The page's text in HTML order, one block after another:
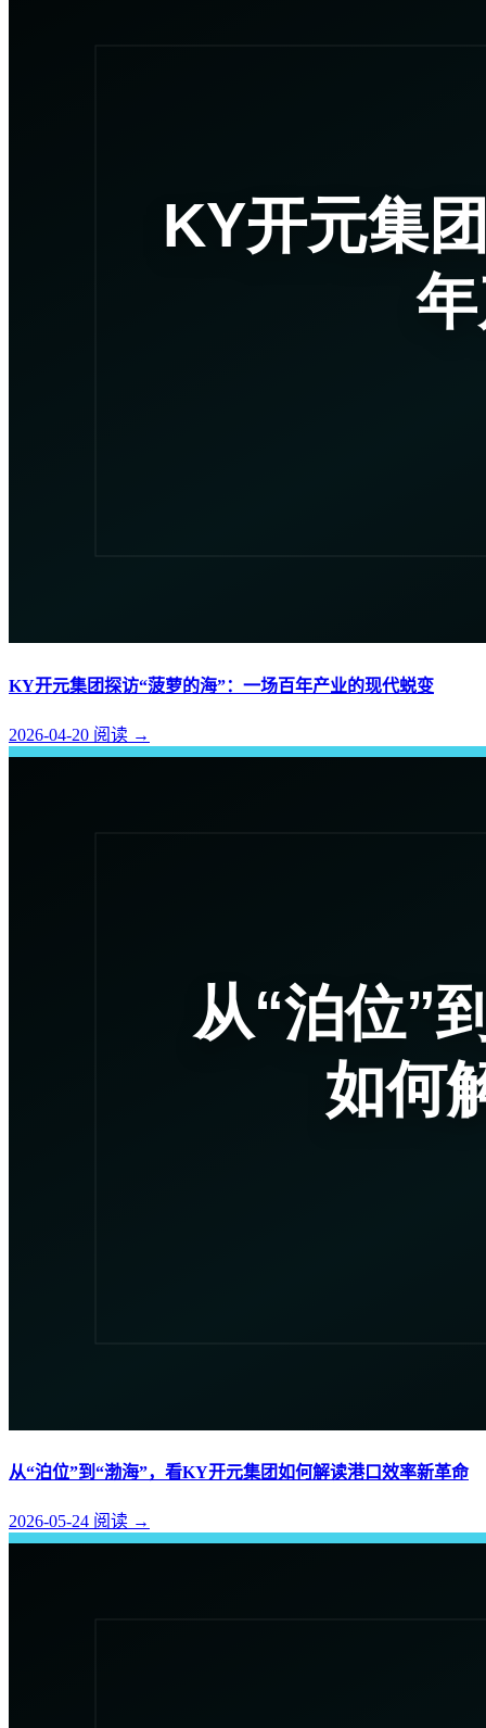
KY开元集团探访“菠萝的海”：一场百年产业的现代蜕变
2026-04-20 阅读 →
从“泊位”到“渤海”，看KY开元集团如何解读港口效率新革命
2026-05-24 阅读 →